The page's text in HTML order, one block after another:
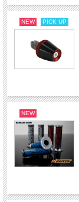
NEW PICK UP
NEW